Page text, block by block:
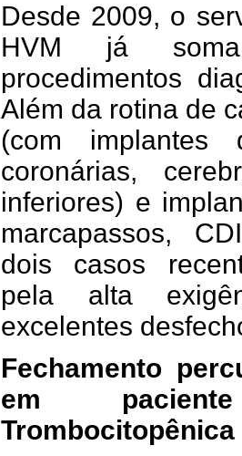
Desde 2009, o
HVM já
procedimentos
Além da rotina de
(com implantes
coronárias,
inferiores) e
marcapassos,
dois casos
pela alta
excelentes
Fechamento
em
Trombocitopênica